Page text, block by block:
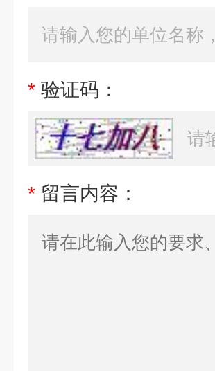
* 验证码：
* 留言内容：